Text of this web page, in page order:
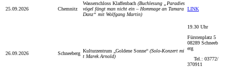
25.09.2026 Chemnitz
Wasserschloss Klaffenbach (Buchlesung „Paradies
vögel fängt man nicht ein – Hommage an Tamara
Danz“ mit Wolfgang Martin)
LINK
26.09.2026 Schneeberg Kulturzentrum „Goldene Sonne“ (Solo-Konzert mi
t Marek Arnold)
19.30 Uhr
Fürstenplatz 5
08289 Schneeb
erg
Tel.: 03772/
370911